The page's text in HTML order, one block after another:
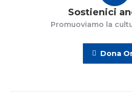
Sostienici
Promuoviamo la
Dona